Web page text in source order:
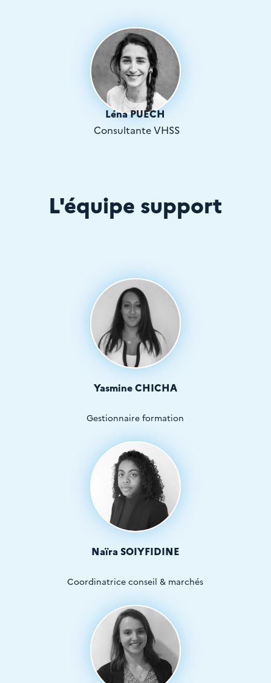
Léna PUECH
Consultante VHSS
L'équipe support
Yasmine CHICHA
Gestionnaire formation
Naïra SOIYFIDINE
Coordinatrice conseil & marchés